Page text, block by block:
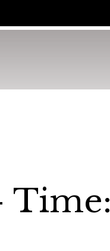
Time: